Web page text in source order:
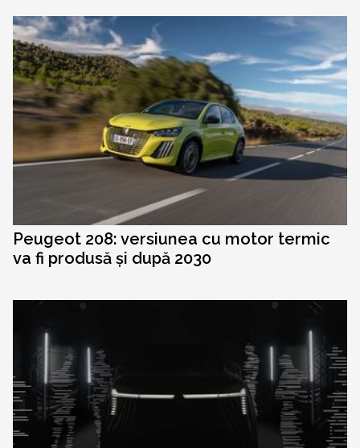
Peugeot 208: versiunea cu motor termic
va fi produsă și după 2030